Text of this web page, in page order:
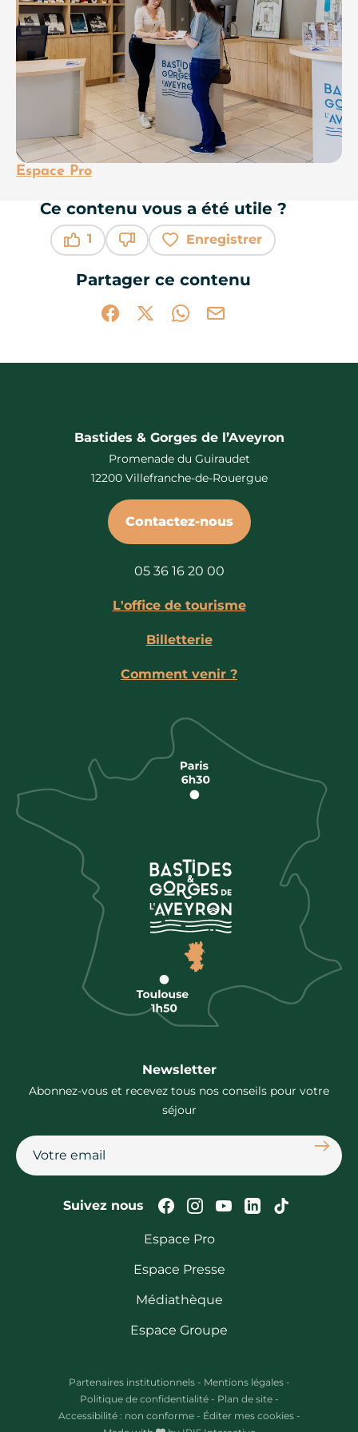
Espace Pro
Ce contenu vous a été utile ?
1
Enregistrer
Partager ce contenu
Partager sur Facebook (nouvelle
Partager sur X / Twitter (nouvelle
Partager sur WhatsApp
Partager par mail
Bastides & Gorges de l’Aveyron
Promenade du Guiraudet
12200 Villefranche-de-Rouergue
Contactez-nous
05 36 16 20 00
L'office de tourisme
Billetterie
Comment venir ?
Newsletter
Abonnez-vous et recevez tous nos conseils pour votre
séjour
Suivez nous Suivez-nous sur
Suivez-nous sur
Suivez-nous
Suivez-Suivez-
Espace Pro
Espace Presse
Médiathèque
Espace Groupe
Partenaires institutionnels - Mentions légales -
Politique de confidentialité - Plan de site -
Accessibilité : non conforme - Éditer mes cookies -